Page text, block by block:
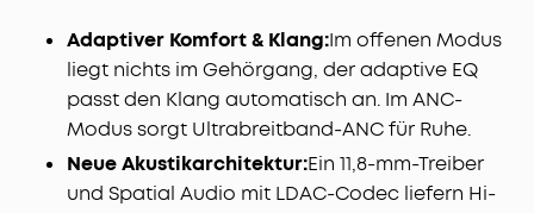
und passt die Geräuschunterdrückung 180 Mal
pro Minute an – für immersive Stille von der U-
Bahn bis ins Büro.
Klare Telefonate mit KI: Durch 4 Mikrofone und ein
Kopfhörer wird deine Stimme präzise erfasst und
Umgebungsgeräusche aktiv gefiltert. Der KI-
Adaptiver Komfort & Klang:Im offenen Modus
liegt nichts im Gehörgang, der adaptive EQ
passt den Klang automatisch an. Im ANC-
Modus sorgt Ultrabreitband-ANC für Ruhe.
Neue Akustikarchitektur:Ein 11,8-mm-Treiber
und Spatial Audio mit LDAC-Codec liefern Hi-